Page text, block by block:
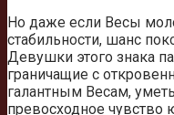
Но даже если Весы
стабильности, шанс
Девушки этого знака
граничащие с
галантным Весам,
превосходное